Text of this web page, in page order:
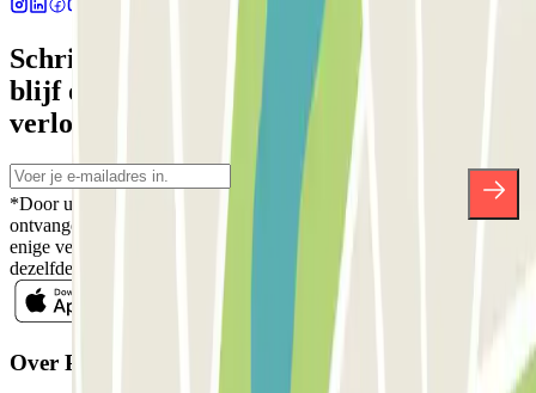
Schrijf je in voor onze nieuwsbrief en
blijf op de hoogte van kortingen,
verlotingen en vele andere verrassingen.
*Door u in te schrijven aanvaardt u ons Privacybeleid voor het
ontvangen van commerciële communicatie van Parclick. Zonder
enige verplichting kunt u zich uitschrijven wanneer u maar wilt in
dezelfde nieuwsbrief.
Over Parclick